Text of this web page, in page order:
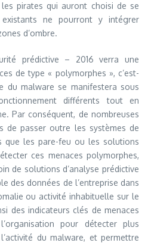
pirates qui auront choisi de se
existants ne pourront y intégrer
d’ombre.
prédictive – 2016 verra une
de type « polymorphes », c’est-
du malware se manifestera sous
différents tout en
Par conséquent, de nombreuses
de passer outre les systèmes de
que les pare-feu ou les solutions
ces menaces polymorphes,
de solutions d’analyse prédictive
des données de l’entreprise dans
ou activité inhabituelle sur le
des indicateurs clés de menaces
pour détecter plus
du malware, et permettre